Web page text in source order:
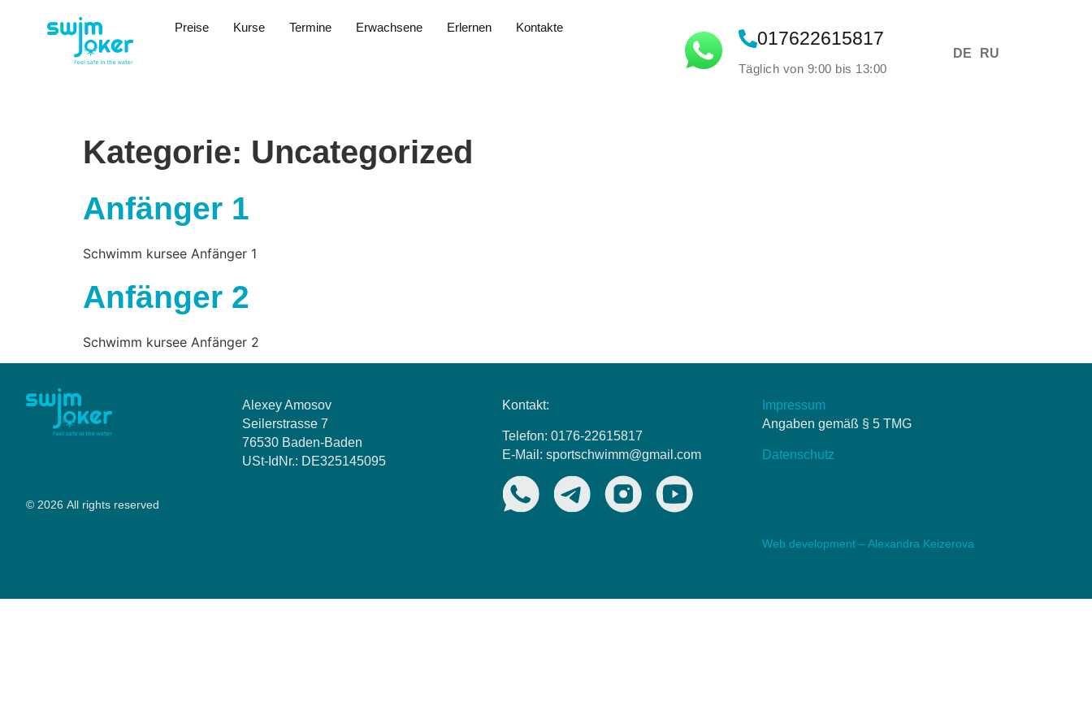
Preise Kurse Termine Erwachsene Erlernen Kontakte
017622615817
Täglich von 9:00 bis 13:00​
DE RU
Kategorie: Uncategorized
Anfänger 1
Schwimm kursee Anfänger 1
Anfänger 2
Schwimm kursee Anfänger 2
© 2026 All rights reserved
Alexey Amosov
Seilerstrasse 7
76530 Baden-Baden
USt-IdNr.: DE325145095
Kontakt:
Telefon: 0176-22615817
E-Mail: sportschwimm@gmail.com
Impressum
Angaben gemäß § 5 TMG
Datenschutz
Web development – Alexandra Keizerova